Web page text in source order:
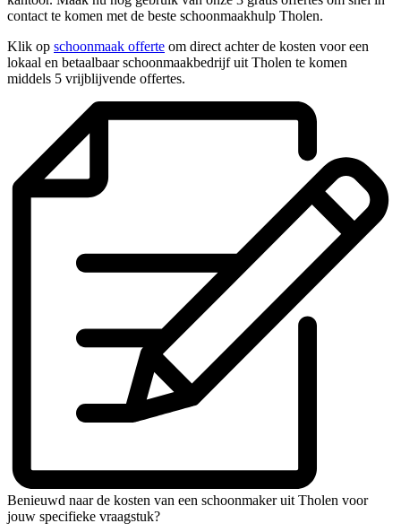
contact te komen met de beste schoonmaakhulp Tholen.
Klik op schoonmaak offerte om direct achter de kosten voor een
lokaal en betaalbaar schoonmaakbedrijf uit Tholen te komen
middels 5 vrijblijvende offertes.
Benieuwd naar de kosten van een schoonmaker uit Tholen voor
jouw specifieke vraagstuk?